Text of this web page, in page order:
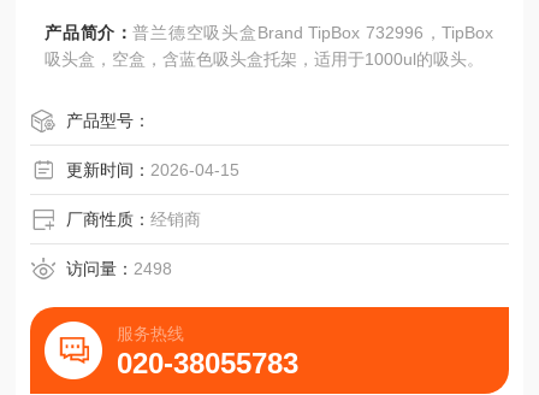
产品简介：普兰德空吸头盒Brand TipBox 732996，TipBox
吸头盒，空盒，含蓝色吸头盒托架，适用于1000ul的吸头。
产品型号：
更新时间： 2026-04-15
厂商性质：经销商
访问量： 2498
服务热线
020-38055783